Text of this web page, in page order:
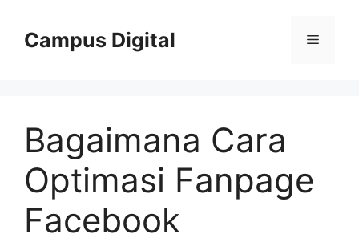
Campus Digital Menu
Bagaimana Cara
Optimasi Fanpage
Facebook